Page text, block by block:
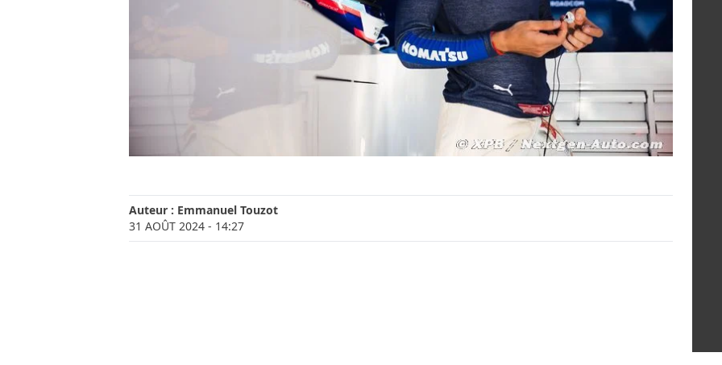
Auteur : Emmanuel Touzot
31 AOÛT 2024 - 14:27